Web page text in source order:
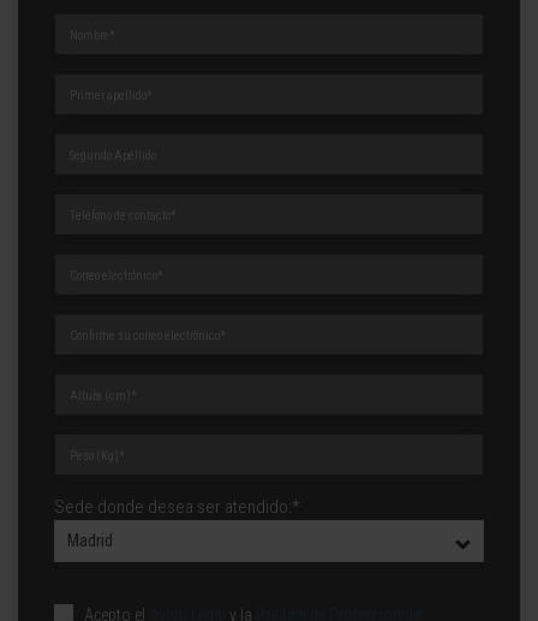
Sede donde desea ser atendido:*
Acepto el y la